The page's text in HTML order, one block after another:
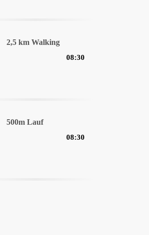
2,5 km Walking
08:30
500m Lauf
08:30